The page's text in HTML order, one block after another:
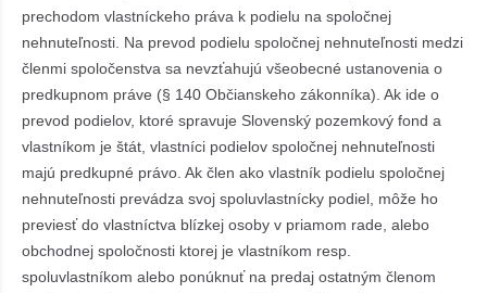
prechodom vlastníckeho práva k podielu na spoločnej
nehnuteľnosti. Na prevod podielu spoločnej nehnuteľnosti medzi
členmi spoločenstva sa nevzťahujú všeobecné ustanovenia o
predkupnom práve (§ 140 Občianskeho zákonníka). Ak ide o
prevod podielov, ktoré spravuje Slovenský pozemkový fond a
vlastníkom je štát, vlastníci podielov spoločnej nehnuteľnosti
majú predkupné právo. Ak člen ako vlastník podielu spoločnej
nehnuteľnosti prevádza svoj spoluvlastnícky podiel, môže ho
previesť do vlastníctva blízkej osoby v priamom rade, alebo
obchodnej spoločnosti ktorej je vlastníkom resp.
spoluvlastníkom alebo ponúknuť na predaj ostatným členom